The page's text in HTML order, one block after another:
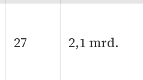
27 2,1 mrd.